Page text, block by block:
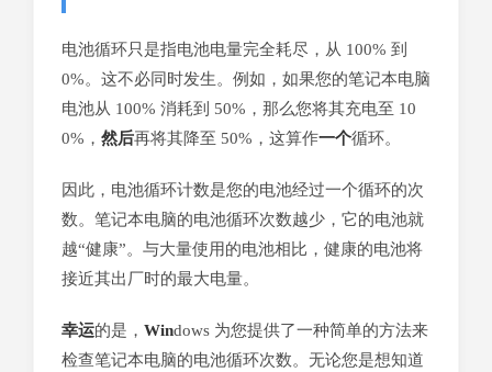
电池循环只是指电池电量完全耗尽，从 100% 到
0%。这不必同时发生。例如，如果您的笔记本电脑
电池从 100% 消耗到 50%，那么您将其充电至 10
0%， 然后再将其降至 50%，这算作一个循环。
因此，电池循环计数是您的电池经过一个循环的次
数。笔记本电脑的电池循环次数越少，它的电池就
越“健康”。与大量使用的电池相比，健康的电池将
接近其出厂时的最大电量。
幸运的是， Windows 为您提供了一种简单的方法来
检查笔记本电脑的电池循环次数。无论您是想知道